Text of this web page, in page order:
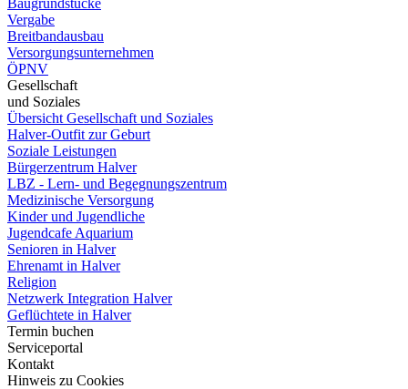
Vergabe
Breitbandausbau
Versorgungsunternehmen
ÖPNV
Gesellschaft
und Soziales
Übersicht Gesellschaft und Soziales
Halver-Outfit zur Geburt
Soziale Leistungen
Bürgerzentrum Halver
LBZ - Lern- und Begegnungszentrum
Medizinische Versorgung
Kinder und Jugendliche
Jugendcafe Aquarium
Senioren in Halver
Ehrenamt in Halver
Religion
Netzwerk Integration Halver
Geflüchtete in Halver
Termin buchen
Serviceportal
Kontakt
Hinweis zu Cookies